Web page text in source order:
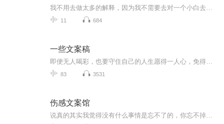
11 684
一些文案稿
83 3531
伤感文案馆